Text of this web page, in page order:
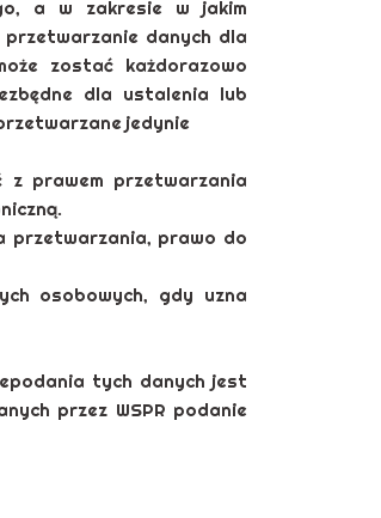
a w zakresie w jakim
danych dla
zostać każdorazowo
dla ustalenia lub
jedynie
z prawem przetwarzania
przetwarzania, prawo do
osobowych, gdy uzna
tych danych jest
przez WSPR podanie